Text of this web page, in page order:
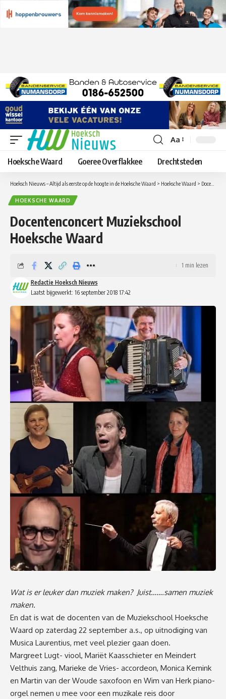
Lettergrootte
aanpassen
Aa
Hoeksche Waard Goeree Overflakkee Drechtsteden
Hoeksch Nieuws – Altijd als eerste op de hoogte in de Hoeksche Waard > Hoeksche Waard > Docentenconcert Muziekschool Hoeksche Waard
HOEKSCHE WAARD
Docentenconcert Muziekschool
Hoeksche Waard
Laatst bijgewerkt: 16 september 2018 17:42
Redactie Hoeksch Nieuws
1 min lezen
Wat is er leuker dan muziek maken?Juist…….samen muziek
maken.
En dat is wat de docenten van de Muziekschool Hoeksche
Waard op zaterdag 22 september a.s., op uitnodiging van
Musica Laurentius, met veel plezier gaan doen.
Margreet Lugt- viool, Mariët Kaasschieter en Meindert
Velthuis zang, Marieke de Vries- accordeon, Monica Kemink
en Martin van der Woude saxofoon en Wim van Herk piano-
orgel nemen u mee voor een muzikale reis door